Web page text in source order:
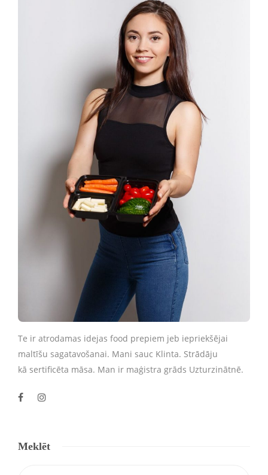
Te ir atrodamas idejas food prepiem jeb iepriekšējai
maltīšu sagatavošanai. Mani sauc Klinta. Strādāju
kā sertificēta māsa. Man ir maģistra grāds Uzturzinātnē.
Meklēt